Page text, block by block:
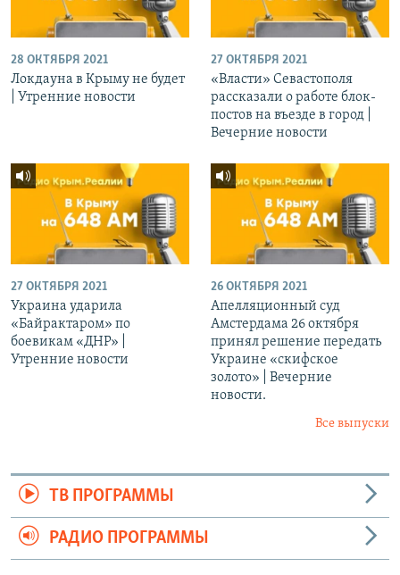
28 ОКТЯБРЯ 2021
Локдауна в Крыму не будет
| Утренние новости
27 ОКТЯБРЯ 2021
«Власти» Севастополя
рассказали о работе блок-
постов на въезде в город |
Вечерние новости
27 ОКТЯБРЯ 2021
Украина ударила
«Байрактаром» по
боевикам «ДНР» |
Утренние новости
26 ОКТЯБРЯ 2021
Апелляционный суд
Амстердама 26 октября
принял решение передать
Украине «скифское
золото» | Вечерние
новости.
Все выпуски
ТВ ПРОГРАММЫ
РАДИО ПРОГРАММЫ